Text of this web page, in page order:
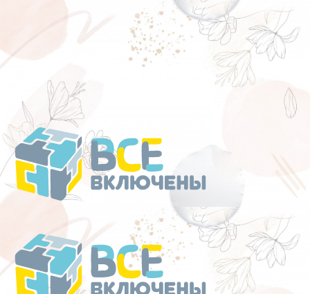
Перейти
к
содержанию